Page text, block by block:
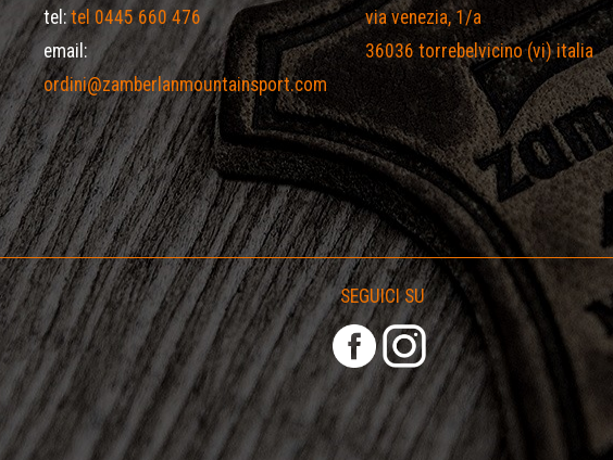
tel:tel 0445 660 476
email:
ordini@zamberlanmountainsport.com
via venezia, 1/a
36036 torrebelvicino (vi) italia
SEGUICI SU